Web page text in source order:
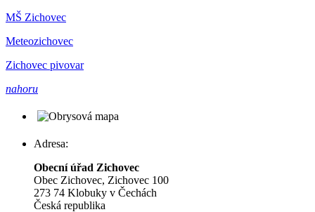
MŠ Zichovec
Meteozichovec
Zichovec pivovar
nahoru
Adresa:
Obecní úřad Zichovec
Obec Zichovec, Zichovec 100
273 74 Klobuky v Čechách
Česká republika